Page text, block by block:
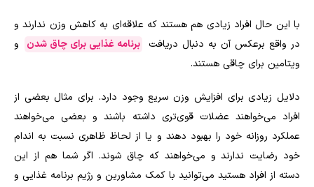
با این حال افراد زیادی هم هستند که علاقه‌ای به کاهش وزن ندارند و
در واقع برعکس آن به دنبال دریافت
برنامه غذایی برای چاق شدن
و
ویتامین برای چاقی هستند.
دلایل زیادی برای افزایش وزن سریع وجود دارد. برای مثال بعضی از
افراد می‌خواهند عضلات قوی‌تری داشته باشند و بعضی می‌خواهند
عملکرد روزانه خود را بهبود دهند و یا از لحاظ ظاهری نسبت به اندام
خود رضایت ندارند و می‌خواهند که چاق شوند. اگر شما هم از این
دسته از افراد هستید می‌توانید با کمک مشاورین و رژیم برنامه غذایی و